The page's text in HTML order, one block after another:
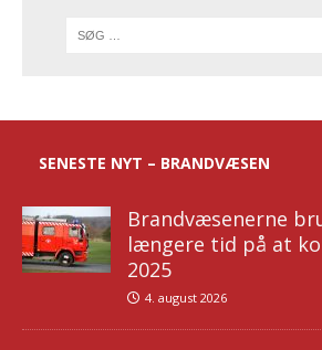
SENESTE NYT – BRANDVÆSEN
Brandvæsenerne
længere tid på at
2025
4. august 2026